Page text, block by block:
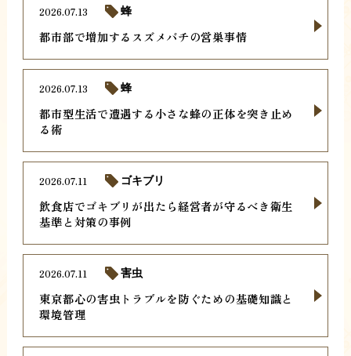
都市部で増加するスズメバチの営巣事情
2026.07.13 蜂
都市型生活で遭遇する小さな蜂の正体を突き止め
る術
2026.07.13 蜂
飲食店でゴキブリが出たら経営者が守るべき衛生
基準と対策の事例
2026.07.11 ゴキブリ
東京都心の害虫トラブルを防ぐための基礎知識と
環境管理
2026.07.11 害虫